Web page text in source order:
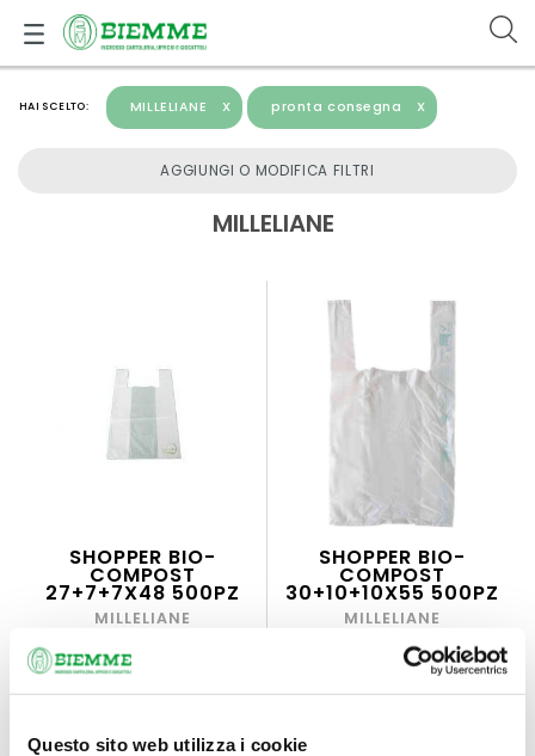
Questo sito web utilizza i cookie
HAI SCELTO: MILLELIANE X pronta consegna X
AGGIUNGI O MODIFICA FILTRI
MILLELIANE
SHOPPER BIO-
COMPOST
27+7+7X48 500PZ
MILLELIANE
SHOPPER BIO-
COMPOST
30+10+10X55 500PZ
MILLELIANE